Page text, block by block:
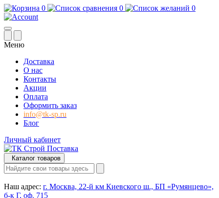
0 0 0
Меню
Доставка
О нас
Контакты
Акции
Оплата
Оформить заказ
info@tk-sp.ru
Блог
Личный кабинет
Каталог товаров
Наш адрес: г. Москва, 22-й км Киевского ш., БП «Румянцево»,
б-к Г, оф. 715